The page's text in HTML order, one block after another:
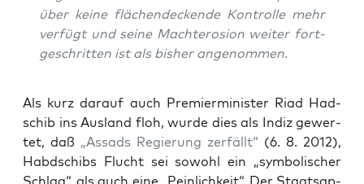
über kei­ne flä­chen­de­cken­de Kon­trol­le mehr
ver­fügt und sei­ne Macht­ero­si­on wei­ter fort­
ge­schrit­ten ist als bis­her angenommen.
Als kurz dar­auf auch Pre­mier­mi­nis­ter Riad Had­
schib ins Aus­land floh, wur­de dies als Indiz gewer­
tet, daß „Assads Regie­rung zer­fällt“ (6. 8. 2012),
Habdschibs Flucht sei sowohl ein „sym­bo­li­scher
Schlag“, als auch eine „Pein­lich­keit“. Der Staats­ap­